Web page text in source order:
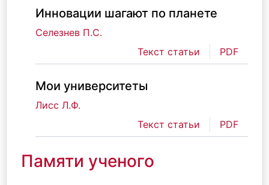
Инновации шагают по планете
Селезнев П.С.
Текст статьи
PDF
Мои университеты
Лисс Л.Ф.
Текст статьи
PDF
Памяти ученого